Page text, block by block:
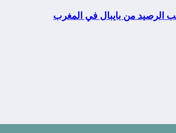
الرصيد من بايبال في المغرب